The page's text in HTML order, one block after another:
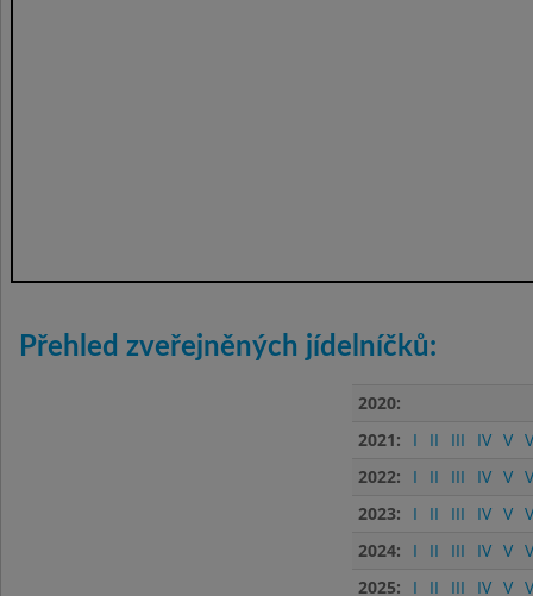
Přehled zveřejněných jídelníčků:
2020:
2021:
I II III IV V
2022:
I II III IV V
2023:
I II III IV V
2024:
I II III IV V
2025:
I II III IV V